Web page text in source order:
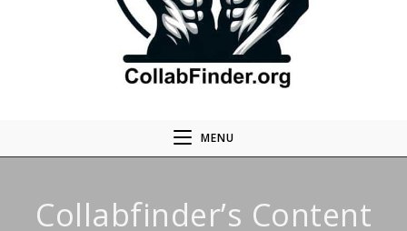
MENU
Collabfinder’s Content